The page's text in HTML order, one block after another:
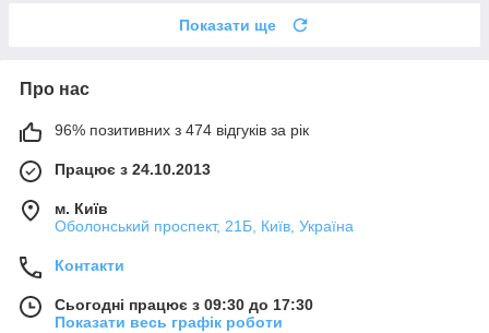
Показати ще
Про нас
96% позитивних з 474 відгуків за рік
Працює з 24.10.2013
м. Київ
Оболонський проспект, 21Б, Київ, Україна
Контакти
Сьогодні працює з 09:30 до 17:30
Показати весь графік роботи